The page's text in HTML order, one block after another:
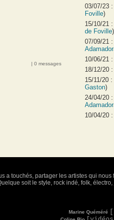
| 0 messages
03/07/23
Foville)
15/10/21
de Foville)
07/09/21
10/06/21
18/12/20
15/11/20 :
Gaston)
24/04/20
10/04/20
a touchés, partager les artistes qui
soit le style, rock indé, folk,
Marine Quéméré